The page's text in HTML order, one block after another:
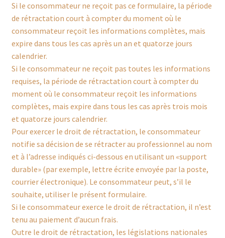
Partenaires
Prochains marchés
Retour & échanges
Validation de la commande
Visites
Si le consommateur ne reçoit pas ce formulaire, la période
de rétractation court à compter du moment où le
consommateur reçoit les informations complètes, mais
expire dans tous les cas après un an et quatorze jours
calendrier.
Si le consommateur ne reçoit pas toutes les informations
requises, la période de rétractation court à compter du
moment où le consommateur reçoit les informations
complètes, mais expire dans tous les cas après trois mois
et quatorze jours calendrier.
Pour exercer le droit de rétractation, le consommateur
notifie sa décision de se rétracter au professionnel au nom
et à l’adresse indiqués ci-dessous en utilisant un «support
durable» (par exemple, lettre écrite envoyée par la poste,
courrier électronique). Le consommateur peut, s’il le
souhaite, utiliser le présent formulaire.
Si le consommateur exerce le droit de rétractation, il n’est
tenu au paiement d’aucun frais.
Outre le droit de rétractation, les législations nationales